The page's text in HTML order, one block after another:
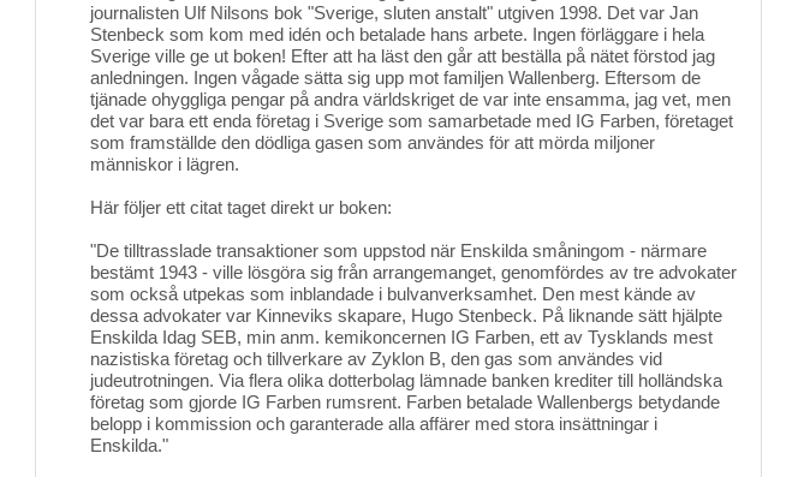
journalisten Ulf Nilsons bok "Sverige, sluten anstalt" utgiven 1998. Det var Jan
Stenbeck som kom med idén och betalade hans arbete. Ingen förläggare i hela
Sverige ville ge ut boken! Efter att ha läst den går att beställa på nätet förstod jag
anledningen. Ingen vågade sätta sig upp mot familjen Wallenberg. Eftersom de
tjänade ohyggliga pengar på andra världskriget de var inte ensamma, jag vet, men
det var bara ett enda företag i Sverige som samarbetade med IG Farben, företaget
som framställde den dödliga gasen som användes för att mörda miljoner
människor i lägren.
Här följer ett citat taget direkt ur boken:
"De tilltrasslade transaktioner som uppstod när Enskilda småningom - närmare
bestämt 1943 - ville lösgöra sig från arrangemanget, genomfördes av tre advokater
som också utpekas som inblandade i bulvanverksamhet. Den mest kände av
dessa advokater var Kinneviks skapare, Hugo Stenbeck. På liknande sätt hjälpte
Enskilda Idag SEB, min anm. kemikoncernen IG Farben, ett av Tysklands mest
nazistiska företag och tillverkare av Zyklon B, den gas som användes vid
judeutrotningen. Via flera olika dotterbolag lämnade banken krediter till holländska
företag som gjorde IG Farben rumsrent. Farben betalade Wallenbergs betydande
belopp i kommission och garanterade alla affärer med stora insättningar i
Enskilda."